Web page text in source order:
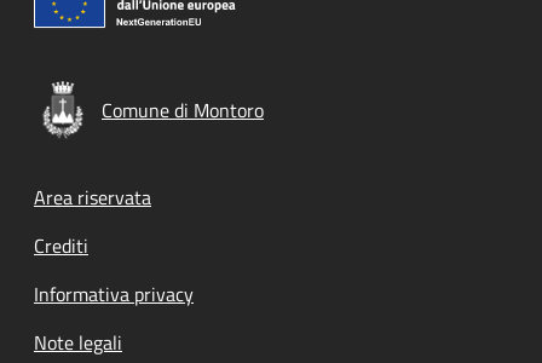
Comune di Montoro
Footer menu
Area riservata
Crediti
Informativa privacy
Note legali